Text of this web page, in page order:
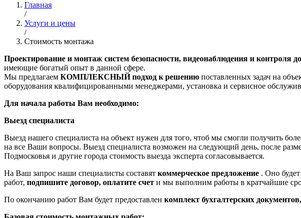
Главная
/
Услуги и цены
/
Стоимость монтажа
Проектирование и монтаж систем безопасности, видеонаблюдения и контроля
имеющие богатый опыт в данной сфере.
Мы предлагаем КОМПЛЕКСНЫЙ подход к решению поставленных задач на
оборудования квалифицированными менеджерами, установка и сервисное
Для начала работы Вам необходимо:
Выезд специалиста
Выезд нашего специалиста на объект нужен для того, чтоб мы смогли получить
на все Ваши вопросы. Выезд специалиста возможен на следующий день, после
Подмосковья и другие города стоимость выезда эксперта согласовывается.
На Ваш запрос наши специалисты составят коммерческое предложение . Оно
работ, подпишите договор, оплатите счет и мы выполним работы в кратчайшие
По окончанию работ Вам будет предоставлен комплект бухгалтерских документов,